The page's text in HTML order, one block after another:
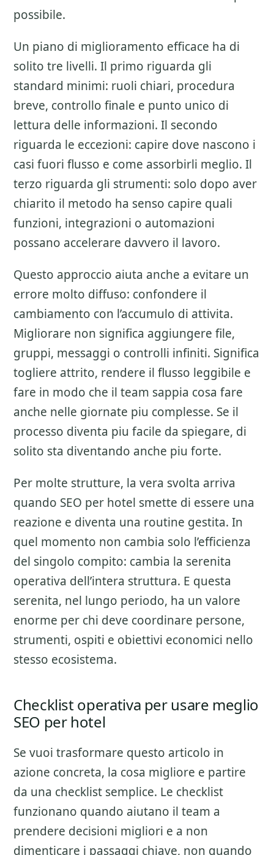
possibile.
Un piano di miglioramento efficace ha di
solito tre livelli. Il primo riguarda gli
standard minimi: ruoli chiari, procedura
breve, controllo finale e punto unico di
lettura delle informazioni. Il secondo
riguarda le eccezioni: capire dove nascono i
casi fuori flusso e come assorbirli meglio. Il
terzo riguarda gli strumenti: solo dopo aver
chiarito il metodo ha senso capire quali
funzioni, integrazioni o automazioni
possano accelerare davvero il lavoro.
Questo approccio aiuta anche a evitare un
errore molto diffuso: confondere il
cambiamento con l’accumulo di attivita.
Migliorare non significa aggiungere file,
gruppi, messaggi o controlli infiniti. Significa
togliere attrito, rendere il flusso leggibile e
fare in modo che il team sappia cosa fare
anche nelle giornate piu complesse. Se il
processo diventa piu facile da spiegare, di
solito sta diventando anche piu forte.
Per molte strutture, la vera svolta arriva
quando SEO per hotel smette di essere una
reazione e diventa una routine gestita. In
quel momento non cambia solo l’efficienza
del singolo compito: cambia la serenita
operativa dell’intera struttura. E questa
serenita, nel lungo periodo, ha un valore
enorme per chi deve coordinare persone,
strumenti, ospiti e obiettivi economici nello
stesso ecosistema.
Checklist operativa per usare meglio
SEO per hotel
Se vuoi trasformare questo articolo in
azione concreta, la cosa migliore e partire
da una checklist semplice. Le checklist
funzionano quando aiutano il team a
prendere decisioni migliori e a non
dimenticare i passaggi chiave, non quando